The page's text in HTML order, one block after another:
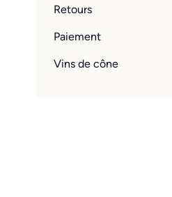
Retours
Paiement
Vins de cône